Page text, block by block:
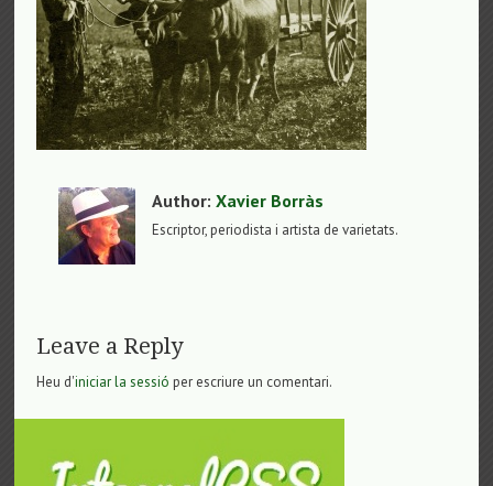
Author:Xavier Borràs
Escriptor, periodista i artista de varietats.
Leave a Reply
Heu d'iniciar la sessió per escriure un comentari.